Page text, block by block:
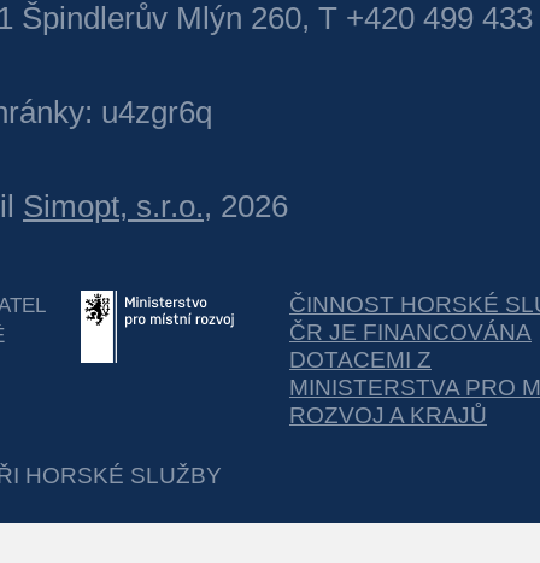
Špindlerův Mlýn 260, T +420 499 433
u4zgr6q
Simopt, s.r.o., 2026
ČINNOST HORSKÉ
ČR JE FINANCOVÁNA
DOTACEMI Z
MINISTERSTVA PRO
ROZVOJ A KRAJŮ
HORSKÉ SLUŽBY